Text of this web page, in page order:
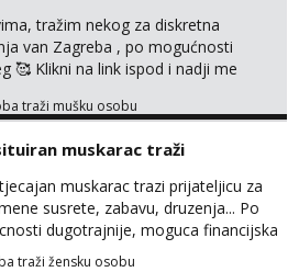
tražim nekog za diskretna
van Zagreba , po mogućnosti
🥰 Klikni na link ispod i nadji me
traži mušku osobu
muskarac traži
muskarac trazi prijateljicu za
susrete, zabavu, druzenja... Po
dugotrajnije, moguca financijska
traži žensku osobu